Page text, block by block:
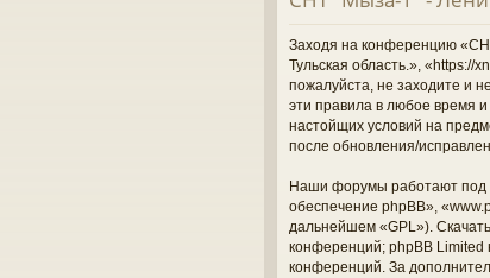
и
Заходя на конференцию
Тульская область.», «https://
пожалуйста, не заходите и
эти правила в любое время
настойщих условий на
после обновления/
Наши форумы работают под
обеспечение phpBB»,
дальнейшем «GPL»).
конференций; phpBB Limited
конференций. За